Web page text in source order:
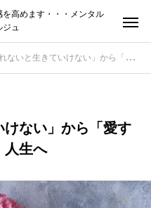
高めます・・・メンタル
ジュ
と生きていけない」から「愛することで幸せに生きる」人生へ
けない」から「愛す
人生へ